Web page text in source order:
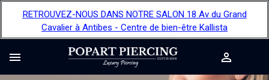
RETROUVEZ-NOUS DANS NOTRE SALON 18 Av du Grand
Cavalier à Antibes - Centre de bien-être Kallista
 